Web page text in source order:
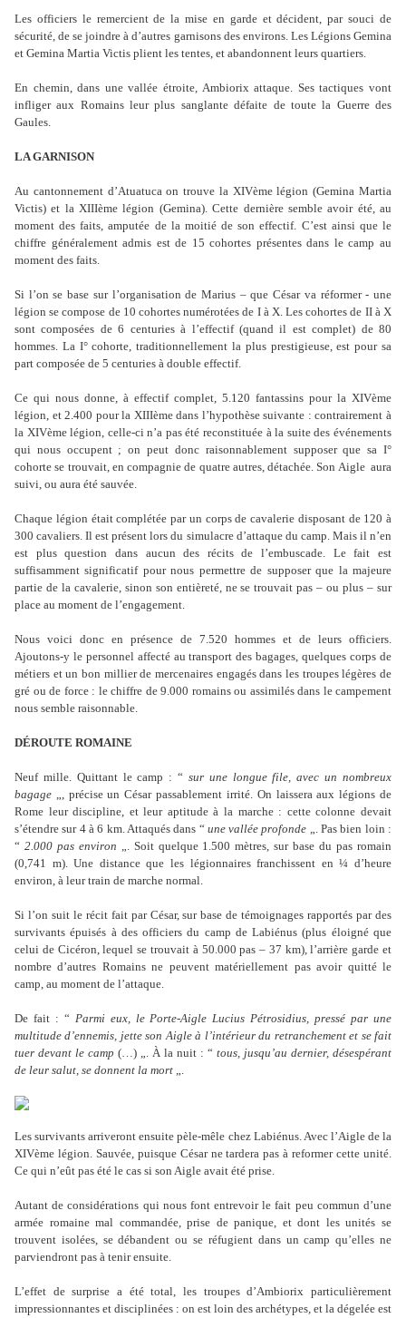
Les officiers le remercient de la mise en garde et décident, par souci de
sécurité, de se joindre à d’autres garnisons des environs. Les Légions Gemina
et Gemina Martia Victis plient les tentes, et abandonnent leurs quartiers.
En chemin, dans une vallée étroite, Ambiorix attaque. Ses tactiques vont
infliger aux Romains leur plus sanglante défaite de toute la Guerre des
Gaules.
LA GARNISON
Au cantonnement d’Atuatuca on trouve la XIVème légion (Gemina Martia
Victis) et la XIIIème légion (Gemina). Cette dernière semble avoir été, au
moment des faits, amputée de la moitié de son effectif. C’est ainsi que le
chiffre généralement admis est de 15 cohortes présentes dans le camp au
moment des faits.
Si l’on se base sur l’organisation de Marius – que César va réformer - une
légion se compose de 10 cohortes numérotées de I à X. Les cohortes de II à X
sont composées de 6 centuries à l’effectif (quand il est complet) de 80
hommes. La I° cohorte, traditionnellement la plus prestigieuse, est pour sa
part composée de 5 centuries à double effectif.
Ce qui nous donne, à effectif complet, 5.120 fantassins pour la XIVème
légion, et 2.400 pour la XIIIème dans l’hypothèse suivante : contrairement à
la XIVème légion, celle-ci n’a pas été reconstituée à la suite des événements
qui nous occupent ; on peut donc raisonnablement supposer que sa I°
cohorte se trouvait, en compagnie de quatre autres, détachée. Son Aigle aura
suivi, ou aura été sauvée.
Chaque légion était complétée par un corps de cavalerie disposant de 120 à
300 cavaliers. Il est présent lors du simulacre d’attaque du camp. Mais il n’en
est plus question dans aucun des récits de l’embuscade. Le fait est
suffisamment significatif pour nous permettre de supposer que la majeure
partie de la cavalerie, sinon son entièreté, ne se trouvait pas – ou plus – sur
place au moment de l’engagement.
Nous voici donc en présence de 7.520 hommes et de leurs officiers.
Ajoutons-y le personnel affecté au transport des bagages, quelques corps de
métiers et un bon millier de mercenaires engagés dans les troupes légères de
gré ou de force : le chiffre de 9.000 romains ou assimilés dans le campement
nous semble raisonnable.
DÉROUTE ROMAINE
Neuf mille. Quittant le camp : “ sur une longue file, avec un nombreux
bagage „, précise un César passablement irrité. On laissera aux légions de
Rome leur discipline, et leur aptitude à la marche : cette colonne devait
s’étendre sur 4 à 6 km. Attaqués dans “ une vallée profonde „. Pas bien loin :
“ 2.000 pas environ „. Soit quelque 1.500 mètres, sur base du pas romain
(0,741 m). Une distance que les légionnaires franchissent en ¼ d’heure
environ, à leur train de marche normal.
Si l’on suit le récit fait par César, sur base de témoignages rapportés par des
survivants épuisés à des officiers du camp de Labiénus (plus éloigné que
celui de Cicéron, lequel se trouvait à 50.000 pas – 37 km), l’arrière garde et
nombre d’autres Romains ne peuvent matériellement pas avoir quitté le
camp, au moment de l’attaque.
De fait : “ Parmi eux, le Porte-Aigle Lucius Pétrosidius, pressé par une
multitude d’ennemis, jette son Aigle à l’intérieur du retranchement et se fait
tuer devant le camp (…) „. À la nuit : “ tous, jusqu’au dernier, désespérant
de leur salut, se donnent la mort „.
Les survivants arriveront ensuite pèle-mêle chez Labiénus. Avec l’Aigle de la
XIVème légion. Sauvée, puisque César ne tardera pas à reformer cette unité.
Ce qui n’eût pas été le cas si son Aigle avait été prise.
Autant de considérations qui nous font entrevoir le fait peu commun d’une
armée romaine mal commandée, prise de panique, et dont les unités se
trouvent isolées, se débandent ou se réfugient dans un camp qu’elles ne
parviendront pas à tenir ensuite.
L’effet de surprise a été total, les troupes d’Ambiorix particulièrement
impressionnantes et disciplinées : on est loin des archétypes, et la dégelée est